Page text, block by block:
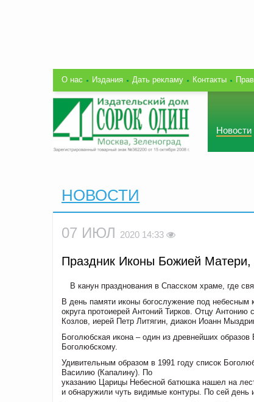
О нас Издания Дать рекламу Контакты
Новости
НОВОСТИ
07 ИЮЛ 2020 14:33
Праздник Иконы Божией Матери,
В канун празднования в Спасском храме, где
В день памяти иконы богослужение под небесным
округа протоиерей Антоний Тирков. Отцу
Козлов, иерей Петр Литягин, диакон Иоанн
Боголюбская икона – один из древнейших
Боголюбскому.
Удивительным образом в 1991 году список
Василию (Капалину). По
указанию Царицы Небесной батюшка нашел на
и обнаружили чуть видимые контуры. По сей